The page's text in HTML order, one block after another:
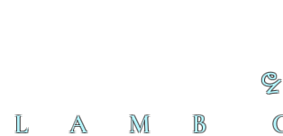
る
L A M B